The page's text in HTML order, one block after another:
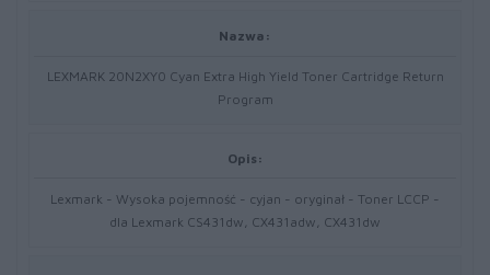
Nazwa:
LEXMARK 20N2XY0 Cyan Extra High Yield Toner Cartridge Return
Program
Opis:
Lexmark - Wysoka pojemność - cyjan - oryginał - Toner LCCP -
dla Lexmark CS431dw, CX431adw, CX431dw